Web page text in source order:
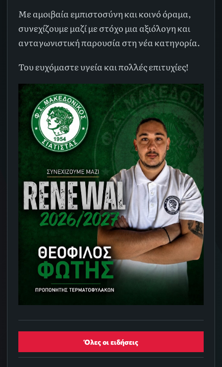
Με αμοιβαία εμπιστοσύνη και κοινό όραμα,
συνεχίζουμε μαζί με στόχο μια αξιόλογη και
ανταγωνιστική παρουσία στη νέα κατηγορία.
Του ευχόμαστε υγεία και πολλές επιτυχίες!
Όλες οι ειδήσεις